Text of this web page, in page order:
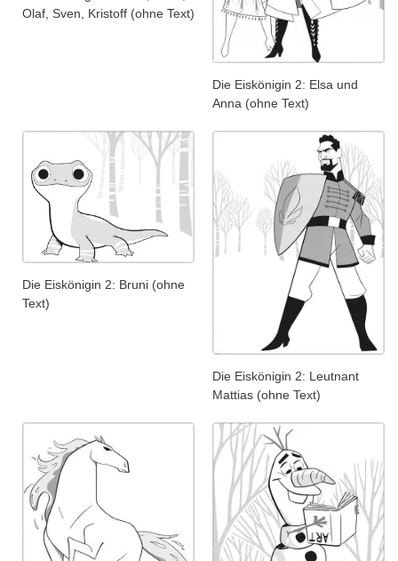
Olaf, Sven, Kristoff (ohne Text)
Die Eiskönigin 2: Elsa und
Anna (ohne Text)
Die Eiskönigin 2: Bruni (ohne
Text)
Die Eiskönigin 2: Leutnant
Mattias (ohne Text)